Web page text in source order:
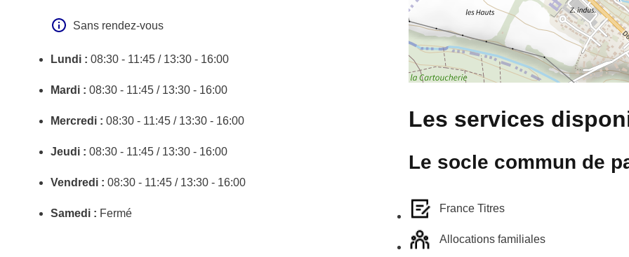
Sans rendez-vous
Lundi : 08:30 - 11:45 / 13:30 - 16:00
Mardi : 08:30 - 11:45 / 13:30 - 16:00
Mercredi : 08:30 - 11:45 / 13:30 - 16:00
Jeudi : 08:30 - 11:45 / 13:30 - 16:00
Vendredi : 08:30 - 11:45 / 13:30 - 16:00
Samedi : Fermé
Les services
Le socle commun de
France Titres
Allocations familiales